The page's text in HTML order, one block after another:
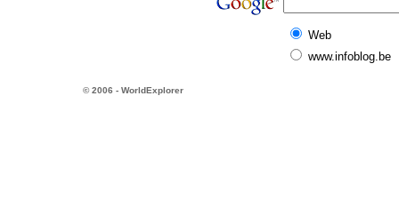
Web
www.infoblog.be
© 2006 - WorldExplorer